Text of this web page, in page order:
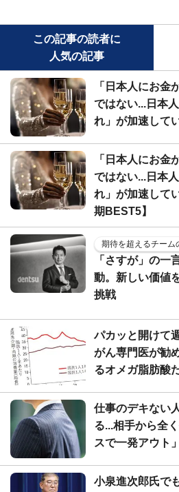
この記事の読者に
人気の記事
「日本人にお金
ではない...日本
れ」が加速して
「日本人にお金
ではない...日本
れ」が加速して
期BEST5】
期待を超えるチーム
「さすが」の一
動。新しい価値
挑戦
パカッと開けて
がん専門医が勧
るオメガ脂肪酸
仕事のデキない
る...相手から全
スで一発アウト
小泉進次郎氏で